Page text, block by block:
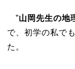
”山岡先生の地
で、初学の私で
た。